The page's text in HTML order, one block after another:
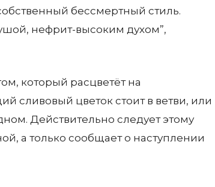
бессмертный стиль.
нефрит-высоким духом”,
который расцветёт на
сливовый цветок стоит в ветви, или
Действительно следует этому
а только сообщает о наступлении